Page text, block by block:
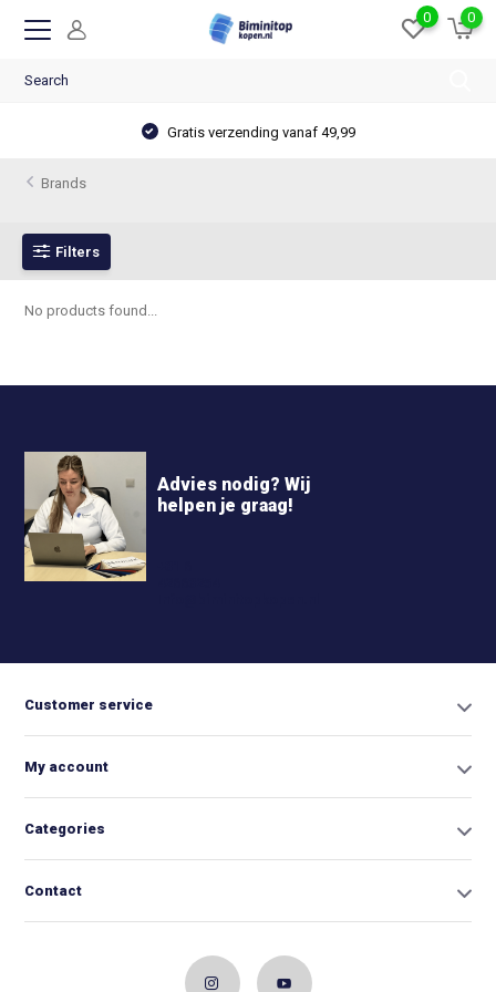
0 0
Gratis verzending vanaf 49,99
Brands
Filters
No products found...
Advies nodig? Wij
helpen je graag!
Customer service
My account
Categories
Contact